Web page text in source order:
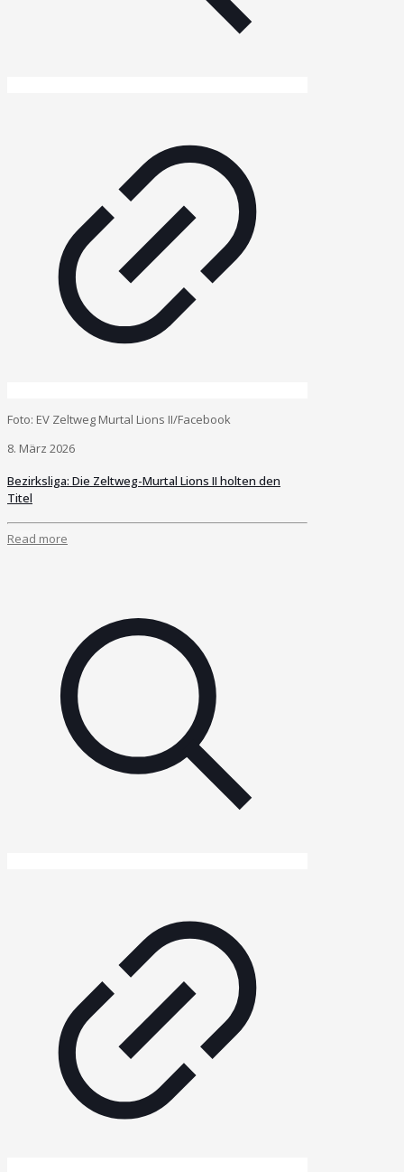
Foto: EV Zeltweg Murtal Lions II/Facebook
8. März 2026
Bezirksliga: Die Zeltweg-Murtal Lions II holten den
Titel
Read more